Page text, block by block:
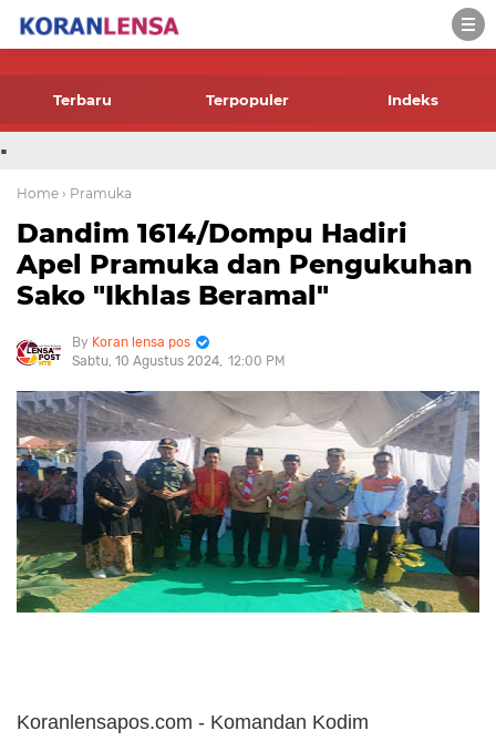
-->
Terbaru Terpopuler Indeks
.
Home › Pramuka
Dandim 1614/Dompu Hadiri
Apel Pramuka dan Pengukuhan
Sako "Ikhlas Beramal"
Koran lensa pos
Sabtu, 10 Agustus 2024 12:00 PM
Koranlensapos.com - Komandan Kodim